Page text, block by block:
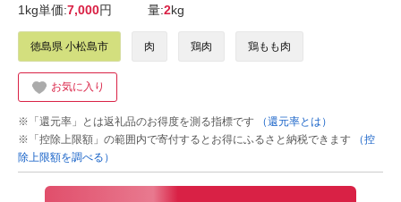
1kg単価:7,000円 量:2kg
徳島県 小松島市 肉 鶏肉 鶏もも肉
お気に入り
※「還元率」とは返礼品のお得度を測る指標です
（還元率とは）
※「控除上限額」の範囲内で寄付するとお得にふるさと納税できます
（控
除上限額を調べる）